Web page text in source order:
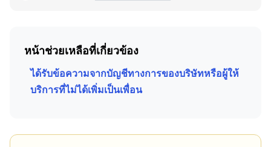
หน้าช่วยเหลือที่เกี่ยวข้อง
ได้รับข้อความจากบัญชีทางการของบริษัทหรือผู้ให้
บริการที่ไม่ได้เพิ่มเป็นเพื่อน